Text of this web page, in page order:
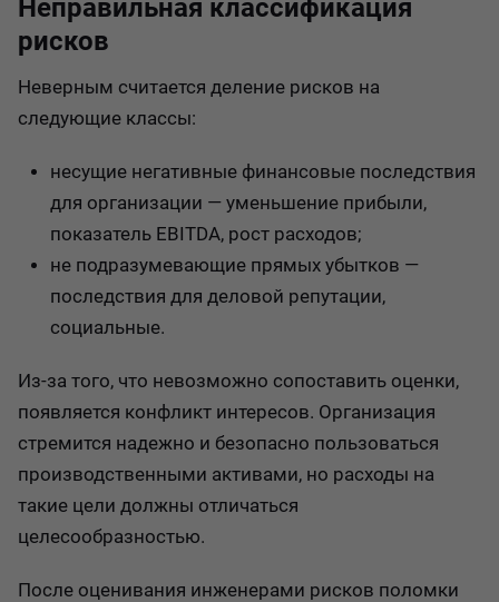
Неправильная классификация
рисков
Неверным считается деление рисков на
следующие классы:
несущие негативные финансовые последствия
для организации — уменьшение прибыли,
показатель EBITDA, рост расходов;
не подразумевающие прямых убытков —
последствия для деловой репутации,
социальные.
Из-за того, что невозможно сопоставить оценки,
появляется конфликт интересов. Организация
стремится надежно и безопасно пользоваться
производственными активами, но расходы на
такие цели должны отличаться
целесообразностью.
После оценивания инженерами рисков поломки